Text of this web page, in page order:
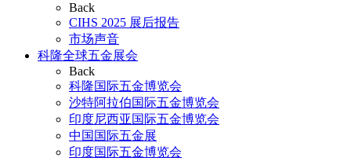
Back
CIHS 2025 展后报告
市场声音
科隆全球五金展会
Back
科隆国际五金博览会
沙特阿拉伯国际五金博览会
印度尼西亚国际五金博览会
中国国际五金展
印度国际五金博览会